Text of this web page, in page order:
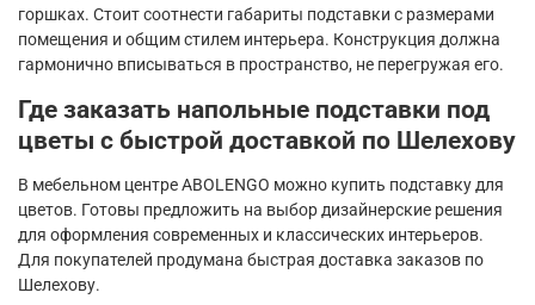
горшках. Стоит соотнести габариты подставки с размерами
помещения и общим стилем интерьера. Конструкция должна
гармонично вписываться в пространство, не перегружая его.
Где заказать напольные подставки под
цветы с быстрой доставкой по Шелехову
В мебельном центре ABOLENGO можно купить подставку для
цветов. Готовы предложить на выбор дизайнерские решения
для оформления современных и классических интерьеров.
Для покупателей продумана быстрая доставка заказов по
Шелехову.